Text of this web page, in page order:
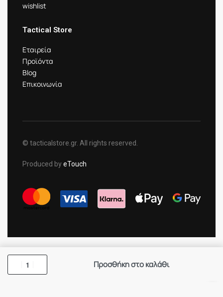
wishlist
Tactical Store
Εταιρεία
Προϊόντα
Blog
Επικοινωνία
© tacticalstore.gr. All rights reserved.
Produced byeTouch
Προσθήκη στο καλάθι